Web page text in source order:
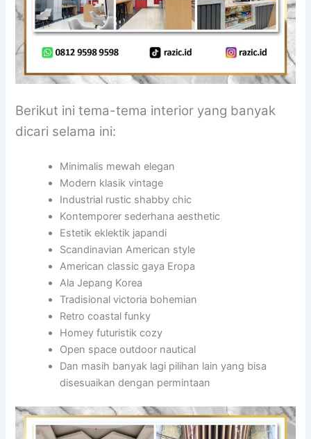
Berikut ini tema-tema interior yang banyak
dicari selama ini:
Minimalis mewah elegan
Modern klasik vintage
Industrial rustic shabby chic
Kontemporer sederhana aesthetic
Estetik eklektik japandi
Scandinavian American style
American classic gaya Eropa
Ala Jepang Korea
Tradisional victoria bohemian
Retro coastal funky
Homey futuristik cozy
Open space outdoor nautical
Dan masih banyak lagi pilihan lain yang bisa
disesuaikan dengan permintaan